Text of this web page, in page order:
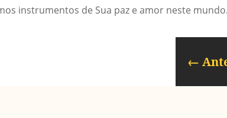
instrumentos de Sua paz e amor neste mundo.
←